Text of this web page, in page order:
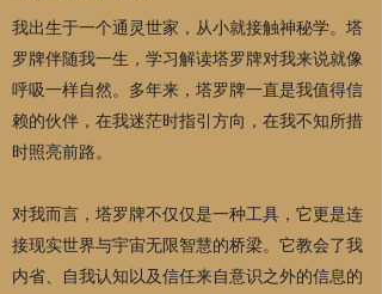
我出生于一个通灵世家，从小就接触神秘学。塔
罗牌伴随我一生，学习解读塔罗牌对我来说就像
呼吸一样自然。多年来，塔罗牌一直是我值得信
赖的伙伴，在我迷茫时指引方向，在我不知所措
时照亮前路。
对我而言，塔罗牌不仅仅是一种工具，它更是连
接现实世界与宇宙无限智慧的桥梁。它教会了我
内省、自我认知以及信任来自意识之外的信息的